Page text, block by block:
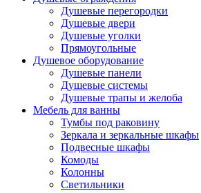
Душевые перегородки
Душевые двери
Душевые уголки
Прямоугольные
Душевое оборудование
Душевые панели
Душевые системы
Душевые трапы и желоба
Мебель для ванны
Тумбы под раковину
Зеркала и зеркальные шкафы
Подвесные шкафы
Комоды
Колонны
Светильники